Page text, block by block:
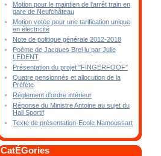
Motion pour le maintien de l'arrêt train en
gare de Neufchâteau
Motion votée pour une tarification unique
en électricité
Note de politique générale 2012-2018
Poème de Jacques Brel lu par Julie
LEDENT
Présentation du projet "FINGERFOOF"
Quatre pensionnés et allocution de la
Préfète
Réglement d'ordre intérieur
Réponse du Ministre Antoine au sujet du
Hall Sportif
Texte de présentation-Ecole Namoussart
CatÉGories